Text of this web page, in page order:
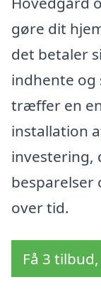
gøre dit
det betaler
indhente og
træffer en
installation
investering,
besparelser
over tid.
Få 3